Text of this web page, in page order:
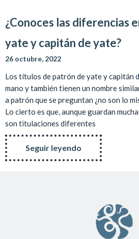
¿Conoces las diferencias
yate y capitán de yate?
26 octubre, 2022
Los títulos de patrón de yate y capitán
mano y también tienen un nombre
a patrón que se preguntan ¿no son lo
Lo cierto es que, aunque guardan
son titulaciones diferentes
Seguir leyendo